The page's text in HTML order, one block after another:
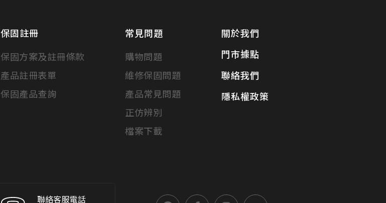
保固註冊
保固方案及註冊條款
產品註冊表單
保固產品查詢
常見問題
購物問題
維修保固問題
產品常見問題
正仿辨別
檔案下載
關於我們
門市據點
聯絡我們
隱私權政策
聯絡客服電話